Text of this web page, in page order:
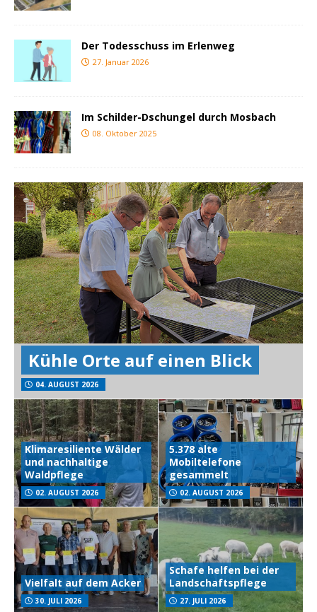
Der Todesschuss im Erlenweg
27. Januar 2026
Im Schilder-Dschungel durch Mosbach
08. Oktober 2025
Kühle Orte auf einen Blick
04. AUGUST 2026
Klimaresiliente Wälder
und nachhaltige
Waldpflege
02. AUGUST 2026
5.378 alte
Mobiltelefone
gesammelt
02. AUGUST 2026
Vielfalt auf dem Acker
30. JULI 2026
Schafe helfen bei der
Landschaftspflege
27. JULI 2026